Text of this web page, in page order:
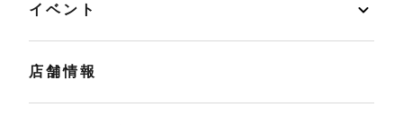
イベント
店舗情報